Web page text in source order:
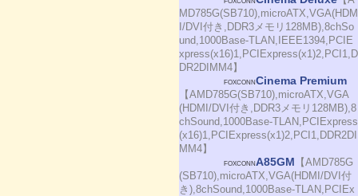
MD785G(SB710),microATX,VGA(HDM
I/DVI付き,DDR3メモリ128MB),8chSo
und,1000Base-TLAN,IEEE1394,PCIE
xpress(x16)1,PCIExpress(x1)2,PCI1,D
DR2DIMM4】
FOXCONNCinema Premium
【AMD785G(SB710),microATX,VGA
(HDMI/DVI付き,DDR3メモリ128MB),8
chSound,1000Base-TLAN,PCIExpress
(x16)1,PCIExpress(x1)2,PCI1,DDR2DI
MM4】
FOXCONNA85GM 【AMD785G
(SB710),microATX,VGA(HDMI/DVI付
き),8chSound,1000Base-TLAN,PCIEx